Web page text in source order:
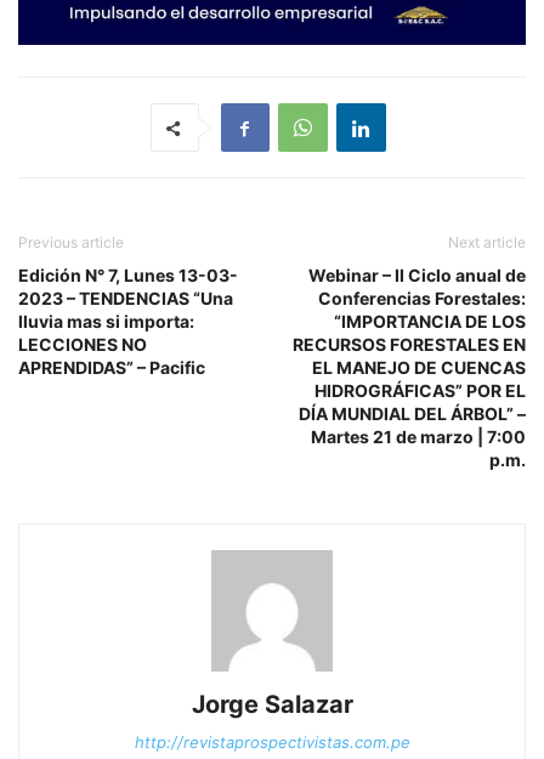
Previous article
Edición N° 7, Lunes 13-03-
2023 – TENDENCIAS “Una
lluvia mas si importa:
LECCIONES NO
APRENDIDAS” – Pacific
Next article
Webinar – II Ciclo anual de
Conferencias Forestales:
“IMPORTANCIA DE LOS
RECURSOS FORESTALES EN
EL MANEJO DE CUENCAS
HIDROGRÁFICAS” POR EL
DÍA MUNDIAL DEL ÁRBOL” –
Martes 21 de marzo | 7:00
p.m.
Jorge Salazar
http://revistaprospectivistas.com.pe